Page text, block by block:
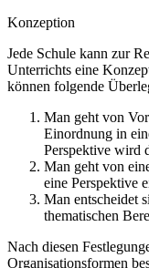
Konzeption
Jede Schule kann zur
Unterrichts eine
können folgende
Man geht von
Einordnung in
Perspektive wird
Man geht von
eine Perspektive
Man entscheidet
thematischen
Nach diesen
Organisationsformen